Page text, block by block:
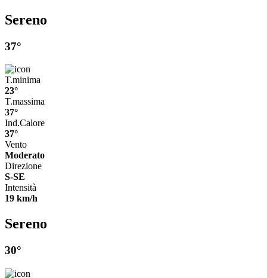
Sereno
37°
T.minima
23°
T.massima
37°
Ind.Calore
37°
Vento
Moderato
Direzione
S-SE
Intensità
19 km/h
Sereno
30°